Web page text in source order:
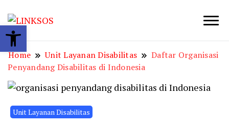
Open toolbar
Home Unit Layanan Disabilitas
Daftar Organisasi
Penyandang Disabilitas di Indonesia
Unit Layanan Disabilitas